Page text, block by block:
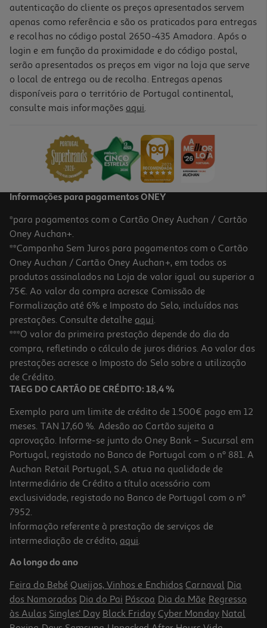
Taça Porcelana Actuel Hanoi 11.4cm
Conjunto De 4 Taças Para Gelado Vidro Actuel Ø10cm
7.99 €/un
7,99 €
Taça Gelado Porcelana Actuel Verde 20cl
3.99 €/un
3,99 €
autenticação do cliente os preços apresentados servem
apenas como referência e são os praticados para entregas
e recolhas no código postal 2650-435 Amadora. Após o
login e em função da proximidade e do código postal,
serão apresentados os preços em vigor na loja que serve
o local de entrega ou de recolha. Entregas apenas
disponíveis para o território de Portugal continental,
consulte mais informações aqui.
Informações para pagamentos ONEY
*para pagamentos com o Cartão Oney Auchan / Cartão
Oney Auchan+.
**Campanha Sem Juros para pagamentos com o Cartão
Oney Auchan / Cartão Oney Auchan+, em todos os
produtos assinalados na Loja de valor igual ou superior a
75€. Ao valor da compra acresce Comissão de
Formalização até 6% e Imposto do Selo, incluídos nas
prestações. Consulte detalhe aqui.
***O valor da primeira prestação depende do dia da
compra, refletindo o cálculo de juros diários. Ao valor das
prestações acresce o Imposto do Selo sobre a utilização
de Crédito.
TAEG DO CARTÃO DE CRÉDITO: 18,4 %
Exemplo para um limite de crédito de 1.500€ pago em 12
meses. TAN 17,60 %. Adesão ao Cartão sujeita a
aprovação. Informe-se junto do Oney Bank – Sucursal em
Portugal, registado no Banco de Portugal com o nº 881. A
Auchan Retail Portugal, S.A. atua na qualidade de
Intermediário de Crédito a título acessório com
exclusividade, registado no Banco de Portugal com o nº
7952.
Informação referente à prestação de serviços de
intermediação de crédito, aqui.
Ao longo do ano
Feira do Bebé Queijos, Vinhos e Enchidos Carnaval Dia
dos Namorados Dia do Pai Páscoa Dia da Mãe Regresso
às Aulas Singles' Day Black Friday Cyber Monday Natal